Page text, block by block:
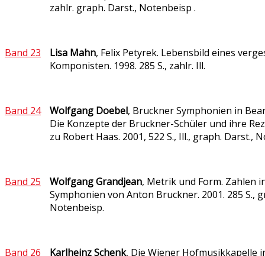
zahlr. graph. Darst., Notenbeisp .
Band 23 Lisa Mahn, Felix Petyrek. Lebensbild eines
Komponisten. 1998. 285 S., zahlr. Ill.
Band 24 Wolfgang Doebel, Bruckner Symphonien in
Die Konzepte der Bruckner-Schüler und ihre
zu Robert Haas. 2001, 522 S., Ill., graph. Darst.,
Band 25 Wolfgang Grandjean, Metrik und Form. Zahlen
Symphonien von Anton Bruckner. 2001. 285 S.,
Notenbeisp.
Band 26 Karlheinz Schenk, Die Wiener Hofmusikkapelle